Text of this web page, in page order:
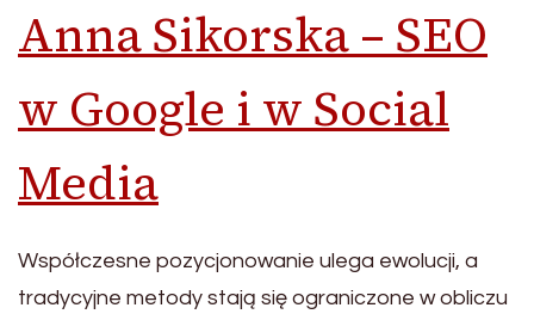
Anna Sikorska – SEO
w Google i w Social
Media
Współczesne pozycjonowanie ulega ewolucji, a
tradycyjne metody stają się ograniczone w obliczu